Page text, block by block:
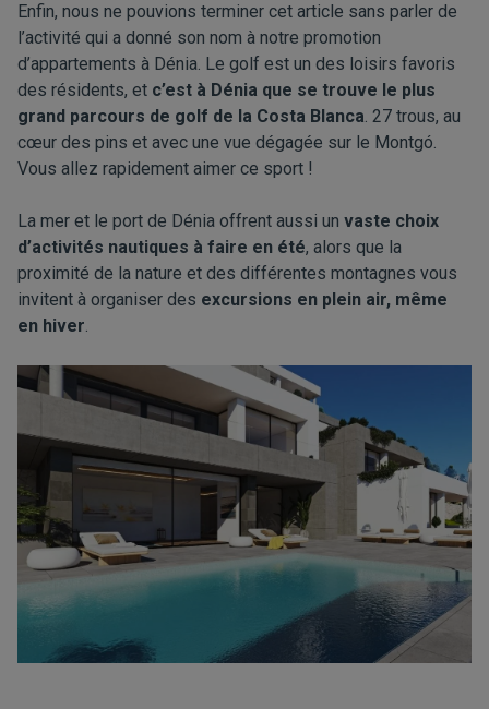
Enfin, nous ne pouvions terminer cet article sans parler de
l’activité qui a donné son nom à notre promotion
d’appartements à Dénia. Le golf est un des loisirs favoris
des résidents, et c’est à Dénia que se trouve le plus
grand parcours de golf de la Costa Blanca. 27 trous, au
cœur des pins et avec une vue dégagée sur le Montgó.
Vous allez rapidement aimer ce sport !
La mer et le port de Dénia offrent aussi un vaste choix
d’activités nautiques à faire en été, alors que la
proximité de la nature et des différentes montagnes vous
invitent à organiser des excursions en plein air, même
en hiver.